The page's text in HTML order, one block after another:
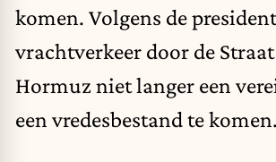
komen. Volgens de
vrachtverkeer door de
Hormuz niet langer een
een vredesbestand te komen.